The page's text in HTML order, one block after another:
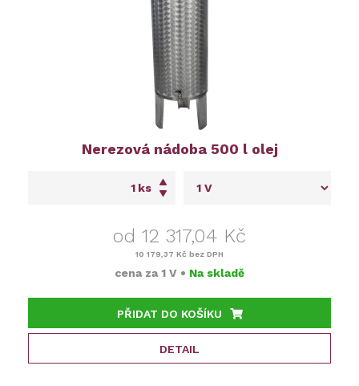
Nerezová nádoba 500 l olej
ks
od 12 317,04 Kč
10 179,37 Kč bez DPH
cena za 1 V • Na skladě
PŘIDAT DO KOŠÍKU
DETAIL